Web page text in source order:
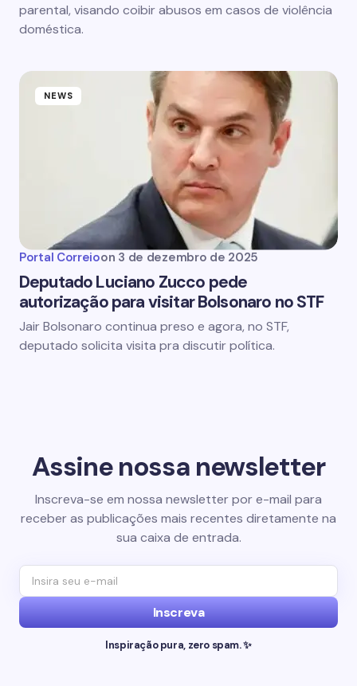
parental, visando coibir abusos em casos de violência
doméstica.
NEWS
Portal Correioon 3 de dezembro de 2025
Deputado Luciano Zucco pede
autorização para visitar Bolsonaro no STF
Jair Bolsonaro continua preso e agora, no STF,
deputado solicita visita pra discutir política.
Assine nossa newsletter
Inscreva-se em nossa newsletter por e-mail para
receber as publicações mais recentes diretamente na
sua caixa de entrada.
Inscreva
Inspiração pura, zero spam. ✨